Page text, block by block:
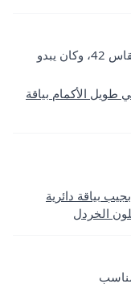
أنا أرتدي مقاس 44، أردت تجربة المقاس 42، وكان يبدو
الأكمام بياقة
بياقة دائرية
الخردل